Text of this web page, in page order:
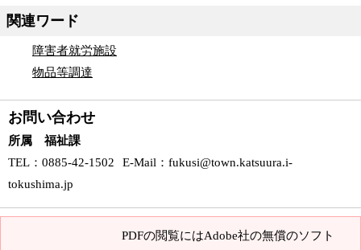
関連ワード
障害者就労施設
物品等調達
お問い合わせ
所属 福祉課
TEL ：0885-42-1502 E-Mail ： fukusi@town.katsuura.i-
tokushima.jp
PDFの閲覧にはAdobe社の無償のソフト